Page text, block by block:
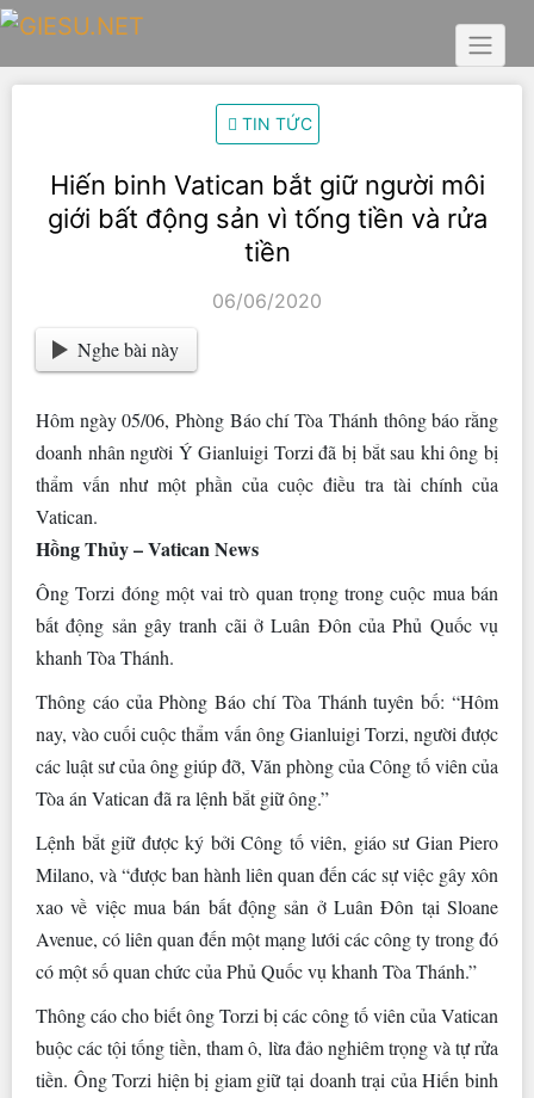
Skip
content
TIN TỨC
Hiến binh Vatican bắt giữ người môi
giới bất động sản vì tống tiền và rửa
tiền
06/06/2020
Nghe bài này
Hôm ngày 05/06, Phòng Báo chí Tòa Thánh thông báo rằng
doanh nhân người Ý Gianluigi Torzi đã bị bắt sau khi ông bị
thẩm vấn như một phần của cuộc điều tra tài chính của
Vatican.
Hồng Thủy – Vatican News
Ông Torzi đóng một vai trò quan trọng trong cuộc mua bán
bất động sản gây tranh cãi ở Luân Đôn của Phủ Quốc vụ
khanh Tòa Thánh.
Thông cáo của Phòng Báo chí Tòa Thánh tuyên bố: “Hôm
nay, vào cuối cuộc thẩm vấn ông Gianluigi Torzi, người được
các luật sư của ông giúp đỡ, Văn phòng của Công tố viên của
Tòa án Vatican đã ra lệnh bắt giữ ông.”
Lệnh bắt giữ được ký bởi Công tố viên, giáo sư Gian Piero
Milano, và “được ban hành liên quan đến các sự việc gây xôn
xao về việc mua bán bất động sản ở Luân Đôn tại Sloane
Avenue, có liên quan đến một mạng lưới các công ty trong đó
có một số quan chức của Phủ Quốc vụ khanh Tòa Thánh.”
Thông cáo cho biết ông Torzi bị các công tố viên của Vatican
buộc các tội tống tiền, tham ô, lừa đảo nghiêm trọng và tự rửa
tiền. Ông Torzi hiện bị giam giữ tại doanh trại của Hiến binh